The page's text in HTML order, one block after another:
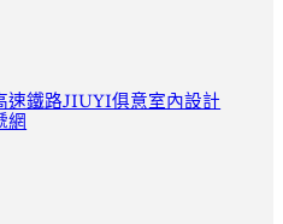
速鐵路JIUYI俱意室內設計
網